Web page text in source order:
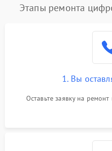
Этапы ремонта
1. Вы
Оставьте заявку на